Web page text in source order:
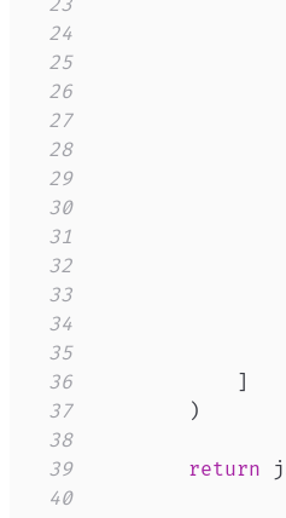
24
25
26
27
28
29
30
31
32
33
34
35
36
]
37
)
38
39
return
40